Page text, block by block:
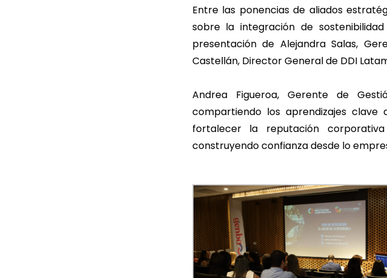
Entre las ponencias de aliados
sobre la integración de
presentación de Alejandra Salas,
Castellán, Director General de DDI
Andrea Figueroa, Gerente de
compartiendo los aprendizajes clave
fortalecer la reputación
construyendo confianza desde lo